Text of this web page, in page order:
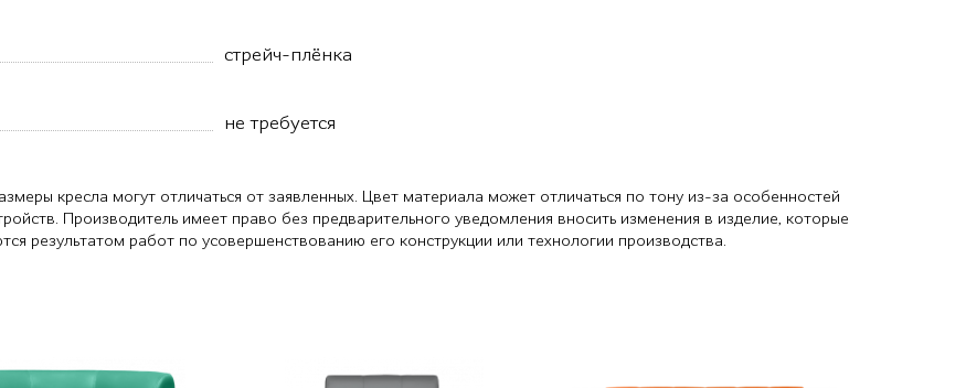
стрейч-плёнка
не требуется
кресла могут отличаться от заявленных. Цвет материала может отличаться по тону из-за особенностей
Производитель имеет право без предварительного уведомления вносить изменения в изделие, которые
результатом работ по усовершенствованию его конструкции или технологии производства.